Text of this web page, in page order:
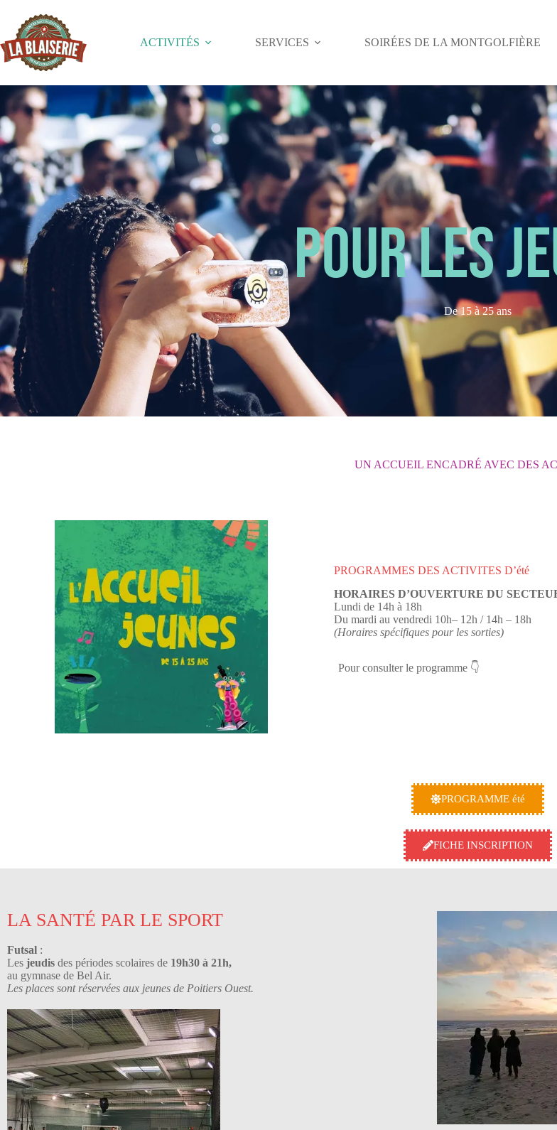
ACTIVITÉS SERVICES SOIRÉES DE LA MONTGOLFIÈRE
POUR LES
De 15 à 25 ans
UN ACCUEIL ENCADRÉ AVEC DES
PROGRAMMES DES ACTIVITES D’été
HORAIRES D’OUVERTURE DU
Lundi de 14h à 18h
Du mardi au vendredi 10h– 12h / 14h – 18h
(Horaires spécifiques pour les sorties)
Pour consulter le programme 👇
PROGRAMME été
FICHE INSCRIPTION
LA SANTÉ PAR LE SPORT
Futsal :
Les jeudis des périodes scolaires de 19h30 à 21h,
au gymnase de Bel Air.
Les places sont réservées aux jeunes de Poitiers Ouest.